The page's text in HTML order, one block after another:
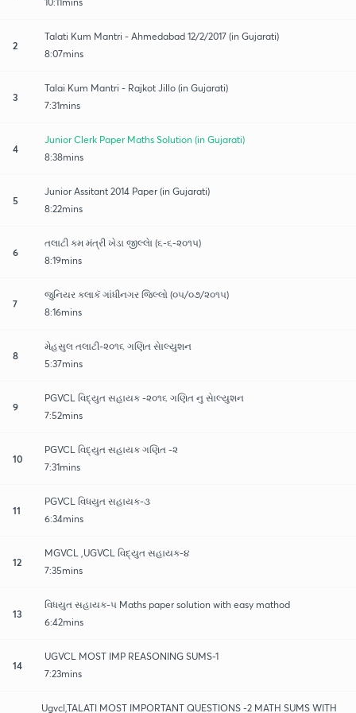
2
Talati Kum Mantri - Ahmedabad 12/2/2017 (in Gujarati)
8:07mins
3
Talai Kum Mantri - Rajkot Jillo (in Gujarati)
7:31mins
4
Junior Clerk Paper Maths Solution (in Gujarati)
8:38mins
5
Junior Assitant 2014 Paper (in Gujarati)
8:22mins
6
તલાટી કમ મંત્રી ખેડા જીલ્લાે (૬-૬-૨૦૧૫)
8:19mins
7
જુનિયર કલાકૅ ગાંધીનગર જિલ્લો (૦૫/૦૭/૨૦૧૫)
8:16mins
8
મેહસુલ તલાટી-૨૦૧૬ ગણિત સાેલ્યુશન
5:37mins
9
PGVCL વિદ્યુત સહાયક -૨૦૧૬ ગણિત નુ સાેલ્યુશન
7:52mins
10
PGVCL વિદ્યુત સહાયક ગણિત -૨
7:31mins
11
PGVCL વિધયુત સહાયક-૩
6:34mins
12
MGVCL ,UGVCL વિદ્યુત સહાયક-૪
7:35mins
13
વિધયુત સહાયક-૫ Maths paper solution with easy mathod
6:42mins
14
UGVCL MOST IMP REASONING SUMS-1
7:23mins
Ugvcl,TALATI MOST IMPORTANT QUESTIONS -2 MATH SUMS WITH